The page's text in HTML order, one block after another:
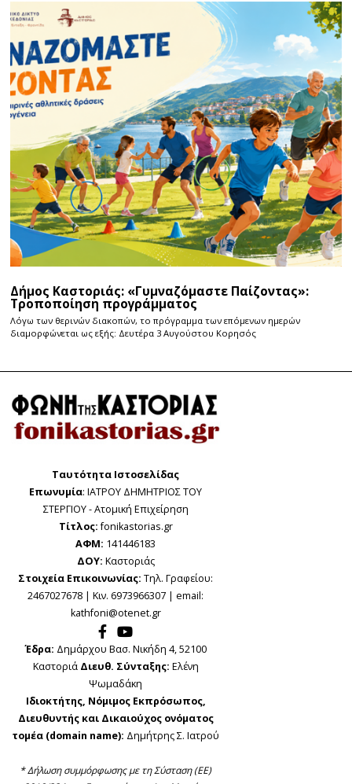
Δήμος Καστοριάς: «Γυμναζόμαστε Παίζοντας»:
Τροποποίηση προγράμματος
Λόγω των θερινών διακοπών, το πρόγραμμα των επόμενων ημερών
διαμορφώνεται ως εξής: Δευτέρα 3 Αυγούστου Κορησός
Ταυτότητα Ιστοσελίδας
Επωνυμία: ΙΑΤΡΟΥ ΔΗΜΗΤΡΙΟΣ ΤΟΥ
ΣΤΕΡΓΙΟΥ - Ατομική Επιχείρηση
Τίτλος:fonikastorias.gr
ΑΦΜ: 141446183
ΔΟΥ: Καστοριάς
Στοιχεία Επικοινωνίας: Τηλ. Γραφείου:
2467027678 | Κιν. 6973966307 | email:
kathfoni@otenet.gr
Έδρα: Δημάρχου Βασ. Νικήδη 4, 52100
Καστοριά Διευθ. Σύνταξης: Ελένη
Ψωμαδάκη
Ιδιοκτήτης, Νόμιμος Εκπρόσωπος,
Διευθυντής και Δικαιούχος ονόματος
τομέα (domain name): Δημήτρης Σ. Ιατρού
* Δήλωση συμμόρφωσης με τη Σύσταση (ΕΕ)